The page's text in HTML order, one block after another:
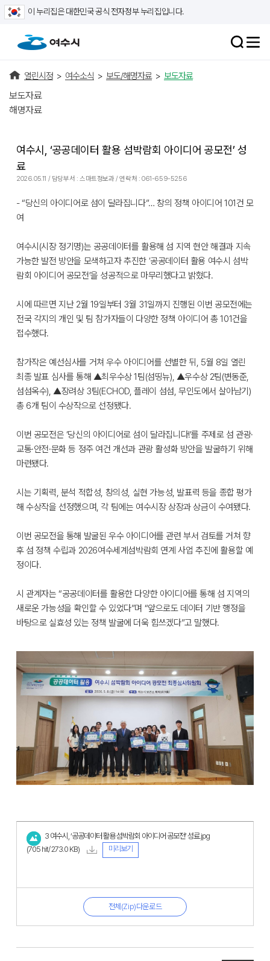
이 누리집은 대한민국 공식 전자정부 누리집입니다.
열린시정 > 여수소식 > 보도/해명자료 > 보도자료
보도자료
해명자료
여수시, ‘공공데이터 활용 섬박람회 아이디어 공모전’ 성
료
2026.05.11 / 담당부서 : 스마트정보과 / 연락처 : 061-659-5256
- “당신의 아이디어로 섬이 달라집니다”… 창의 정책 아이디어 101건 모
여
여수시(시장 정기명)는 공공데이터를 활용해 섬 지역 현안 해결과 지속
가능한 발전 방안을 모색하고자 추진한 ‘공공데이터 활용 여수시 섬박
람회 아이디어 공모전’을 성공적으로 마무리했다고 밝혔다.
시에 따르면 지난 2월 19일부터 3월 31일까지 진행된 이번 공모전에는
전국 각지의 개인 및 팀 참가자들이 다양한 정책 아이디어 총 101건을
접수했다.
참가작은 예선심사를 거쳐 우수 아이디어를 선별한 뒤, 5월 8일 열린
최종 발표 심사를 통해 ▲최우수상 1팀(섬띵뉴), ▲우수상 2팀(변동준,
섬섬옥수), ▲장려상 3팀(ECHOD, 플레이 섬섬, 무인도에서 살아남기)
총 6개 팀이 수상작으로 선정됐다.
이번 공모전은 ‘당신의 아이디어로 섬이 달라집니다!’를 주제로 섬 관광·
교통·안전·문화 등 정주 여건 개선과 관광 활성화 방안을 발굴하기 위해
마련됐다.
시는 기획력, 분석 적합성, 창의성, 실현 가능성, 발표력 등을 종합 평가
해 수상작을 선정했으며, 각 팀에는 여수시장 상장과 상금이 수여됐다.
이번 공모전을 통해 발굴된 우수 아이디어를 관련 부서 검토를 거쳐 향
후 섬 정책 수립과 2026여수세계섬박람회 연계 사업 추진에 활용할 예
정이다.
시 관계자는 “공공데이터를 활용한 다양한 아이디어를 통해 섬 지역의
새로운 가능성을 확인할 수 있었다”며 “앞으로도 데이터 기반 행정을
바탕으로 실효성 있는 정책 발굴에 더욱 힘쓰겠다”고 말했다.
3 여수시, ‘공공데이터 활용 섬박람회 아이디어 공모전’ 성료.jpg
(705 hit/ 273.0 KB)
미리보기
전체(Zip)다운로드